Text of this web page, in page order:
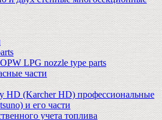
LPG nozzle type parts
части
HD (Karcher HD) профессиональные
и его части
учета топлива